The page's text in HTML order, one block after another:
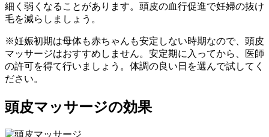
細く弱くなることがあります。頭皮の血行促進で妊婦の抜け
毛を減らしましょう。
※妊娠初期は母体も赤ちゃんも安定しない時期なので、頭皮
マッサージはおすすめしません。安定期に入ってから、医師
の許可を得て行いましょう。体調の良い日を選んで試してく
ださい。
頭皮マッサージの効果